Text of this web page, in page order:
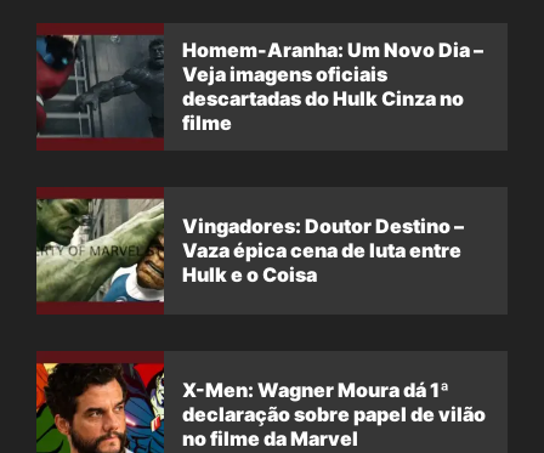
Homem-Aranha: Um Novo Dia –
Veja imagens oficiais
descartadas do Hulk Cinza no
filme
Vingadores: Doutor Destino –
Vaza épica cena de luta entre
Hulk e o Coisa
X-Men: Wagner Moura dá 1ª
declaração sobre papel de vilão
no filme da Marvel